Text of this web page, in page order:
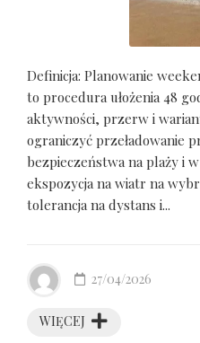
Definicja: Planowanie
to procedura ułożenia 48
aktywności, przerw i
ograniczyć przeładowanie
bezpieczeństwa na plaży i
ekspozycja na wiatr na
tolerancja na dystans i...
WIĘCEJ
27/04/2026